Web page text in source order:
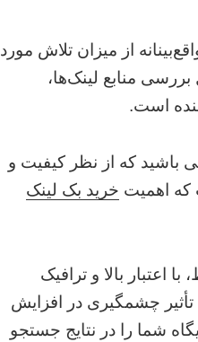
از میزان تلاش مورد
منابع لینک‌ها،
است.
باشید که از نظر کیفیت و
که اهمیت خرید بک لینک
اعتبار بالا و ترافیک
چشمگیری در افزایش
شما را در نتایج جستجو